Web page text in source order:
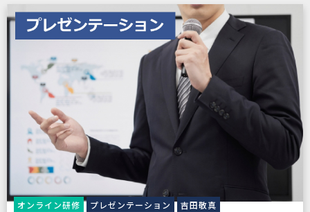
オンライン研修 プレゼンテーション 吉田敬真